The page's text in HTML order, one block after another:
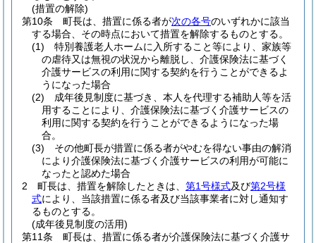
(措置の解除)
第10条
町長は、措置に係る者が次の各号のいずれかに該当
する場合、その時点において措置を解除するものとする。
(1)
特別養護老人ホームに入所すること等により、家族等
の虐待又は無視の状況から離脱し、介護保険法に基づく
介護サービスの利用に関する契約を行うことができるよ
うになった場合
(2)
成年後見制度に基づき、本人を代理する補助人等を活
用することにより、介護保険法に基づく介護サービスの
利用に関する契約を行うことができるようになった場
合。
(3)
その他町長が措置に係る者がやむを得ない事由の解消
により介護保険法に基づく介護サービスの利用が可能に
なったと認めた場合
2
町長は、措置を解除したときは、 第1号様式及び第2号様
式により、当該措置に係る者及び当該事業者に対し通知す
るものとする。
(成年後見制度の活用)
第11条
町長は、措置に係る者が介護保険法に基づく介護サ